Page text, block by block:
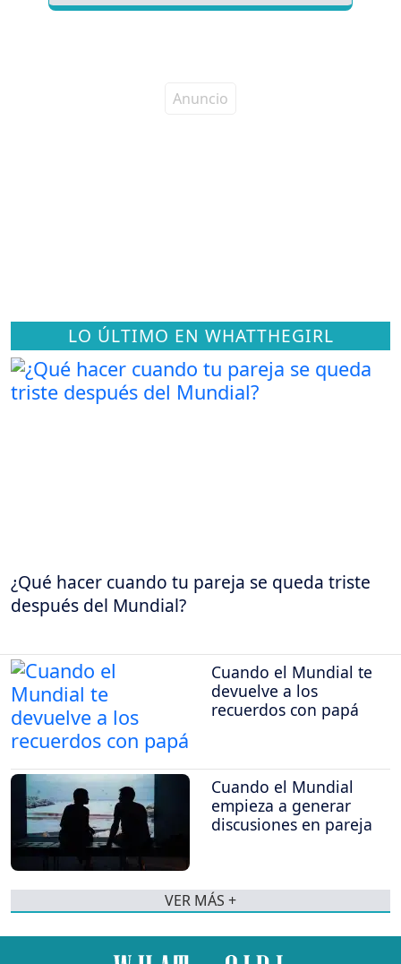
LO ÚLTIMO EN WHATTHEGIRL
¿Qué hacer cuando tu pareja se queda triste
después del Mundial?
Cuando el Mundial te
devuelve a los
recuerdos con papá
Cuando el Mundial
empieza a generar
discusiones en pareja
VER MÁS +